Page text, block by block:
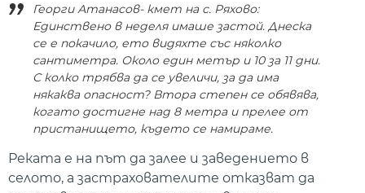
Георги Атанасов- кмет на с. Ряхово:
Единствено в неделя имаше застой. Днеска
се е покачило, ето видяхте със няколко
сантиметра. Около един метър и 10 за 11 дни.
С колко трябва да се увеличи, за да има
някаква опасност? Втора степен се обявява,
когато достигне над 8 метра и прелее от
пристанището, където се намираме.
Реката е на път да залее и заведението в
селото, а застрахователите отказват да